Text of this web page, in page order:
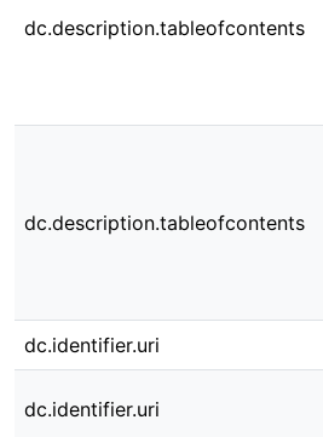
dc.description.tableofcontents
dc.description.tableofcontents
dc.identifier.uri
dc.identifier.uri